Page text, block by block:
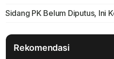
Sidang PK Belum Diputus, Ini
Rekomendasi